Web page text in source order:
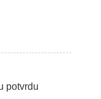
potvrdu